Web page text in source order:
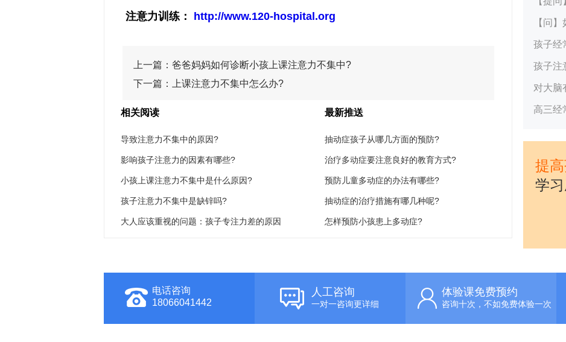
注意力训练： http://www.120-hospital.org
上一篇： 爸爸妈妈如何诊断小孩上课注意力不集中?
下一篇：
上课注意力不集中怎么办?
相关阅读
导致注意力不集中的原因?
影响孩子注意力的因素有哪些?
小孩上课注意力不集中是什么原因?
孩子注意力不集中是缺锌吗?
大人应该重视的问题：孩子专注力差的原因
最新推送
抽动症孩子从哪几方面的预防?
治疗多动症要注意良好的教育方式?
预防儿童多动症的办法有哪些?
抽动症的治疗措施有哪几种呢?
怎样预防小孩患上多动症?
【问
孩子经
孩子注
对大脑
高三经
提
学
电话咨询
18066041442
人工咨询
一对一咨询更详细
体验课免费预约
咨询十次，不如免费体验一次